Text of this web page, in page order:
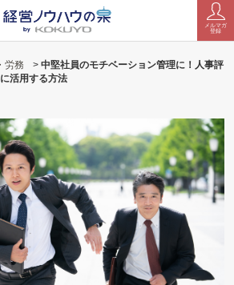
メルマガ
登録
労務 > 中堅社員のモチベーション管理に！人事評
活用する方法